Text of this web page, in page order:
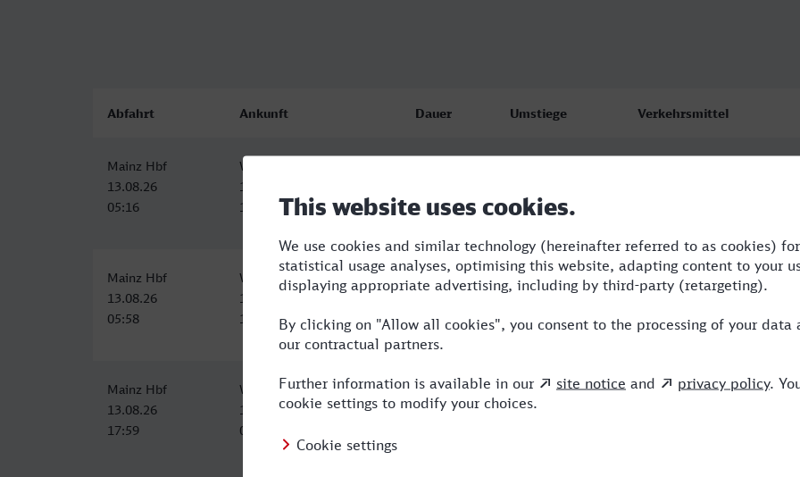
Abfahrt Ankunft Dauer Umstiege Verkehrsmittel
Mainz Hbf
13.08.26
05:16
Wilhelmshaven
13.08.26
11:21
Mainz Hbf
13.08.26
05:58
Wilhelmshaven
13.08.26
12:20
6:22 VLX,RE,NWB,ICE
Mainz Hbf
13.08.26
17:59
Wilhelmshaven
14.08.26
00:21
6:22 3 VLX,NWB,ICE